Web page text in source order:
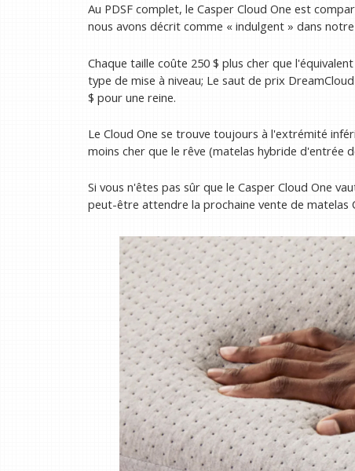
Au PDSF complet, le Casper Cloud One est
nous avons décrit comme « indulgent » dans
Chaque taille coûte 250 $ plus cher que
type de mise à niveau; Le saut de prix
$ pour une reine.
Le Cloud One se trouve toujours à l'extrémité
moins cher que le rêve (matelas hybride d'entrée
Si vous n'êtes pas sûr que le Casper Cloud One
peut-être attendre la prochaine vente de matelas